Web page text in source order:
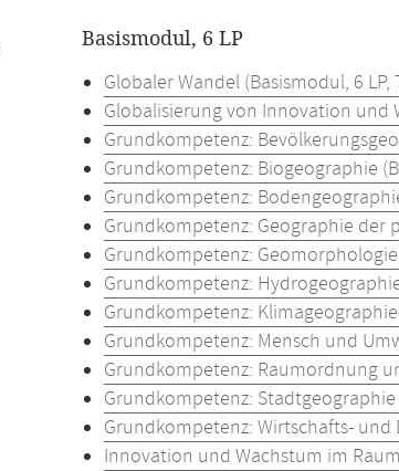
Basismodul, 6 LP
Globaler Wandel (Basismodul, 6 LP,
Globalisierung von Innovation und
Grundkompetenz:
Grundkompetenz: Biogeographie
Grundkompetenz:
Grundkompetenz: Geographie der
Grundkompetenz: Geomorphologie
Grundkompetenz:
Grundkompetenz: Klimageographie
Grundkompetenz: Mensch und
Grundkompetenz: Raumordnung
Grundkompetenz: Stadtgeographie
Grundkompetenz: Wirtschafts- und
Innovation und Wachstum im